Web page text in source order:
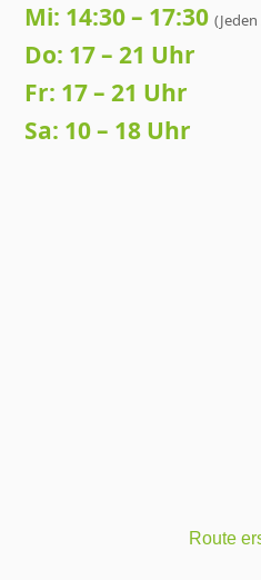
Mi: 14:30 – 17:30
Do: 17 – 21 Uhr
Fr: 17 – 21 Uhr
Sa: 10 – 18 Uhr
Route